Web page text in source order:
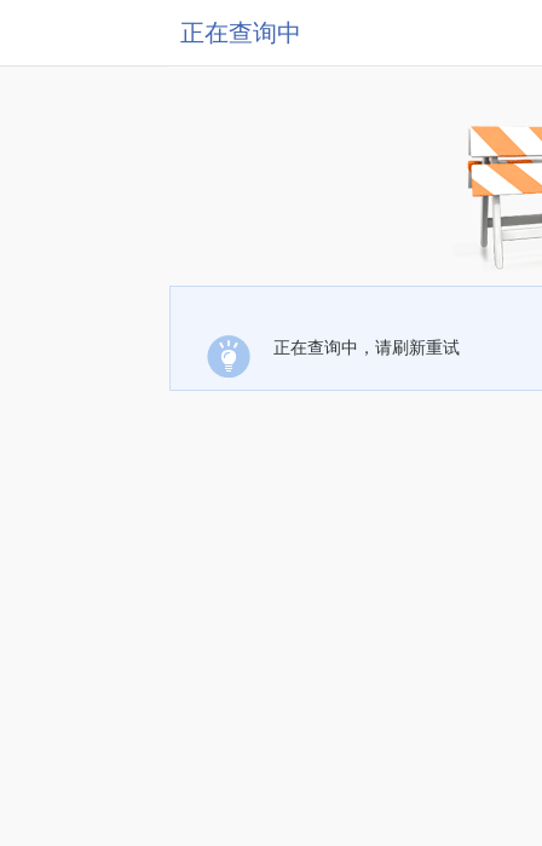
正在查询中
正在查询中，请刷新重试